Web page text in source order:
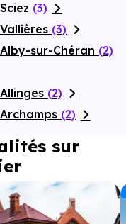
(3)
(3)
sur-Chéran (2)
(2)
(2)
sur